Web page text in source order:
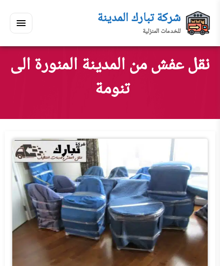
إلى
المحتوى
القائمة
شركة تبارك المدينة
للخدمات المنزلية
ابحث
في
مسكنك
ابحث
نقل عفش من المدينة المنورة الى
تنومة